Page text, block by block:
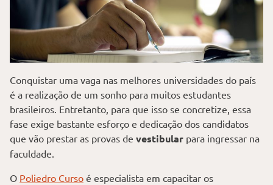
Conquistar uma vaga nas melhores universidades do país
é a realização de um sonho para muitos estudantes
brasileiros. Entretanto, para que isso se concretize, essa
fase exige bastante esforço e dedicação dos candidatos
que vão prestar as provas de vestibular para ingressar na
faculdade.
O Poliedro Curso é especialista em capacitar os